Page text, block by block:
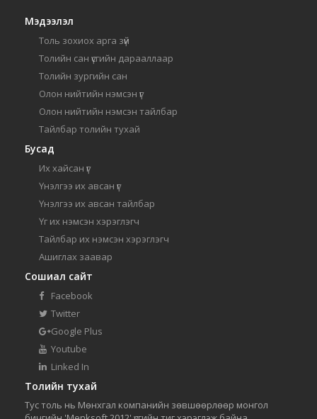
Мэдээлэл
Толь зохиох арга зүй
Толийн сан үсгийн дарааллаар
Толийн зургийн сан
Олон нийтийн нэмсэн үг
Олон нийтийн нэмсэн тайлбар
Тайлбар толийн тухай
Бусад
Их хайсан үг
Үнэлгээ их авсан үг
Үнэлгээ их авсан тайлбар
Үг их нэмсэн хэрэглэгч
Тайлбар их нэмсэн хэрэглэгч
Ашиглах заавар
Сошиал сайт
Facebook
Twitter
Google Plus
Youtube
Linked In
Толийн тухай
Тус толь нь Мөнхгал компанийн зөвшөөрлөөр монгол